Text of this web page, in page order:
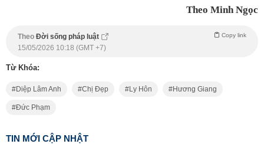
Theo Minh Ngọc
Theo Đời sống pháp luật Copy link
15/05/2026 10:18 (GMT +7)
Từ Khóa:
Diệp Lâm Anh Chị Đẹp Ly Hôn Hương Giang
Đức Phạm
TIN MỚI CẬP NHẬT